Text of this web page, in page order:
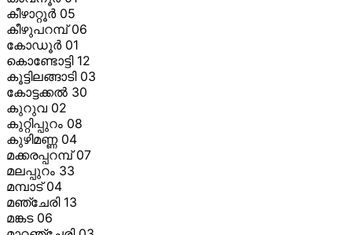
കീഴാറ്റൂര്05
കീഴുപറമ്പ് 06
കോഡൂര്01
കൊണ്ടോട്ടി 12
കൂട്ടിലങ്ങാടി 03
കോട്ടക്കല് 30
കുറുവ 02
കുറ്റിപ്പുറം 08
കുഴിമണ്ണ 04
മക്കരപ്പറമ്പ് 07
മലപ്പുറം 33
മമ്പാട് 04
മഞ്ചേരി 13
മങ്കട 06